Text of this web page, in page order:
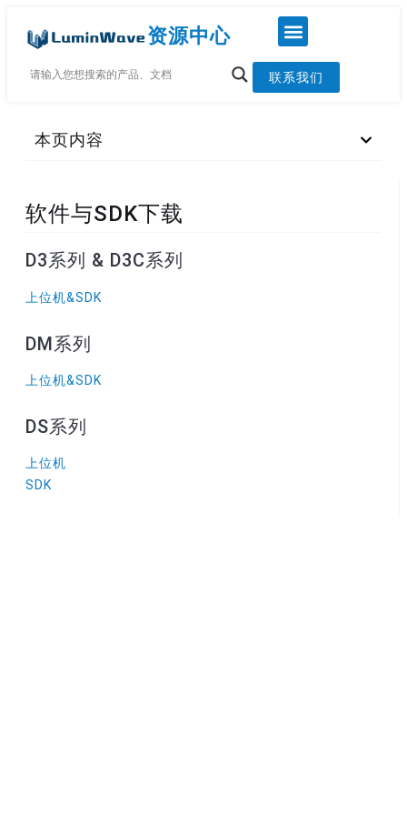
资源中心
联系我们
软件与SDK下载
D3系列 & D3C系列
上位机&SDK
DM系列
上位机&SDK
DS系列
上位机
SDK
本页内容